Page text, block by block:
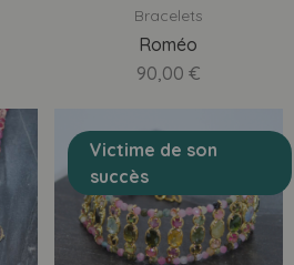
Bracelets
Roméo
90,00 €
Victime de son
succès